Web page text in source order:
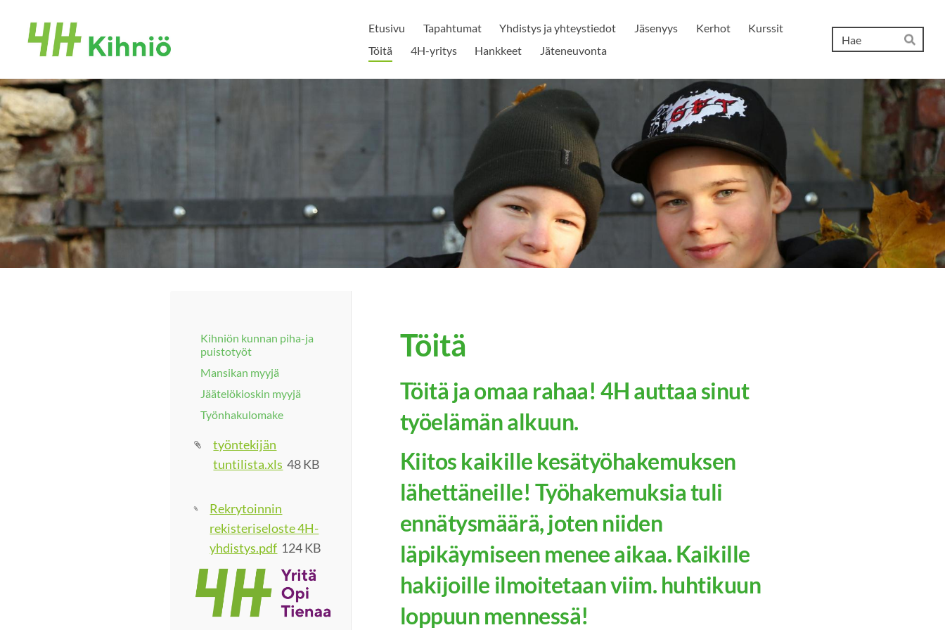
sivun
sisältöön
Kihniön 4H-yhdistys ry
Etusivu Tapahtumat Yhdistys ja yhteystiedot Jäsenyys Kerhot
Kurssit
Töitä
4H-yritys Hankkeet Jäteneuvonta Hae
Kihniön kunnan piha-ja
puistotyöt
Mansikan myyjä
Jäätelökioskin myyjä
Työnhakulomake
työntekijän
tuntilista.xls 48 KB
Rekrytoinnin
rekisteriseloste 4H-
yhdistys.pdf 124 KB
Töitä
Töitä ja omaa rahaa! 4H auttaa sinut
työelämän alkuun.
Kiitos kaikille kesätyöhakemuksen
lähettäneille! Työhakemuksia tuli
ennätysmäärä, joten niiden
läpikäymiseen menee aikaa. Kaikille
hakijoille ilmoitetaan viim. huhtikuun
loppuun mennessä!